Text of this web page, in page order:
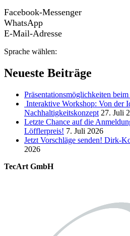
Facebook-Messenger
WhatsApp
E-Mail-Adresse
Sprache wählen:
Neueste Beiträge
Präsentationsmöglichkeiten beim
Interaktive Workshop: Von der
Nachhaltigkeitskonzept 27. Juli
Letzte Chance auf die
Löfflerpreis! 7. Juli 2026
Jetzt Vorschläge senden! Dirk-
2026
TecArt GmbH